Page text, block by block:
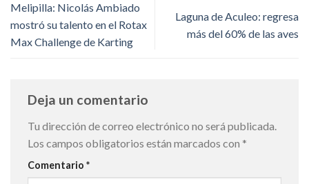
Melipilla: Nicolás Ambiado
mostró su talento en el Rotax
Max Challenge de Karting
Laguna de Aculeo: regresa
más del 60% de las aves
Deja un comentario
Tu dirección de correo electrónico no será publicada.
Los campos obligatorios están marcados con *
Comentario *